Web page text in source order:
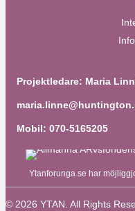
Projektledare: Maria
Mobil: 070-5165205
Ytanforunga.se har
© 2026 YTAN. All Rights